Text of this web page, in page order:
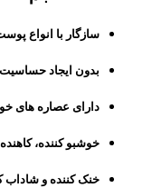
سازگار با انواع
بدون ایجاد حساسیت
دارای عصاره های
خوشبو کننده،
خنک کننده و